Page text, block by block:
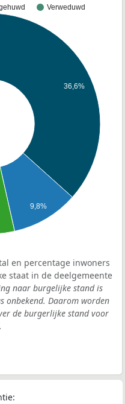
Verweduwd
36,6%
9,8%
en percentage inwoners
staat in de deelgemeente
naar burgelijke stand is
onbekend. Daarom worden
de burgerlijke stand voor